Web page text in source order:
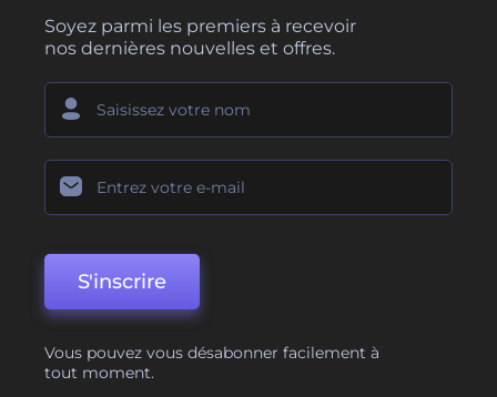
Soyez parmi les premiers à recevoir
nos dernières nouvelles et offres.
S'inscrire
Vous pouvez vous désabonner facilement à
tout moment.